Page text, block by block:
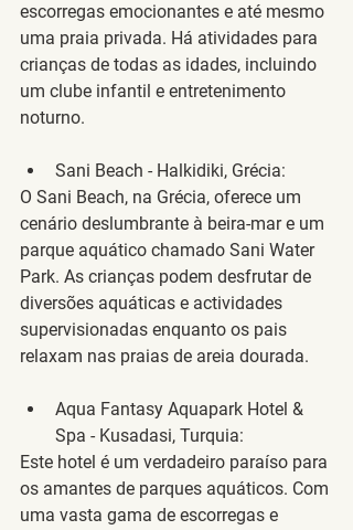
escorregas emocionantes e até mesmo
uma praia privada. Há atividades para
crianças de todas as idades, incluindo
um clube infantil e entretenimento
noturno.
Sani Beach - Halkidiki, Grécia:
O Sani Beach, na Grécia, oferece um
cenário deslumbrante à beira-mar e um
parque aquático chamado Sani Water
Park. As crianças podem desfrutar de
diversões aquáticas e actividades
supervisionadas enquanto os pais
relaxam nas praias de areia dourada.
Aqua Fantasy Aquapark Hotel &
Spa - Kusadasi, Turquia:
Este hotel é um verdadeiro paraíso para
os amantes de parques aquáticos. Com
uma vasta gama de escorregas e